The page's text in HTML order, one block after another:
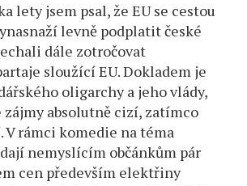
lety jsem psal, že EU se cestou
levně podplatit české
dále zotročovat
sloužící EU. Dokladem je
oligarchy a jeho vlády,
zájmy absolutně cizí, zatímco
V rámci komedie na téma
nemyslícím občánkům pár
cen především elektřiny